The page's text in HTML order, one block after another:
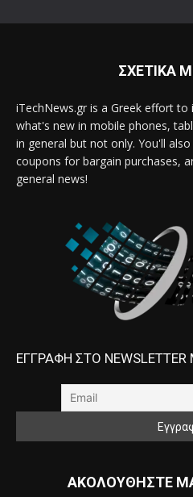
ΣΧΕΤΙΚΑ
iTechNews.gr is a Greek effort
what's new in mobile phones,
in general but not only. You'll
coupons for bargain purchases,
general news!
ΕΓΓΡΑΦΗ ΣΤΟ
ΑΚΟΛΟΥΘΗΣΤΕ